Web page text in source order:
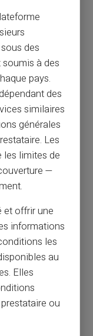
ça
banque vous
des
à des
pays.
des
similaires
générales
Les
limites de
—
et offrir une
informations
les
au
Elles
ou